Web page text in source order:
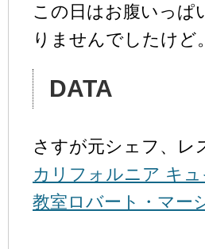
この日はお腹いっぱ
りませんでしたけど。
DATA
さすが元シェフ、レ
カリフォルニア キ
教室ロバート・マー